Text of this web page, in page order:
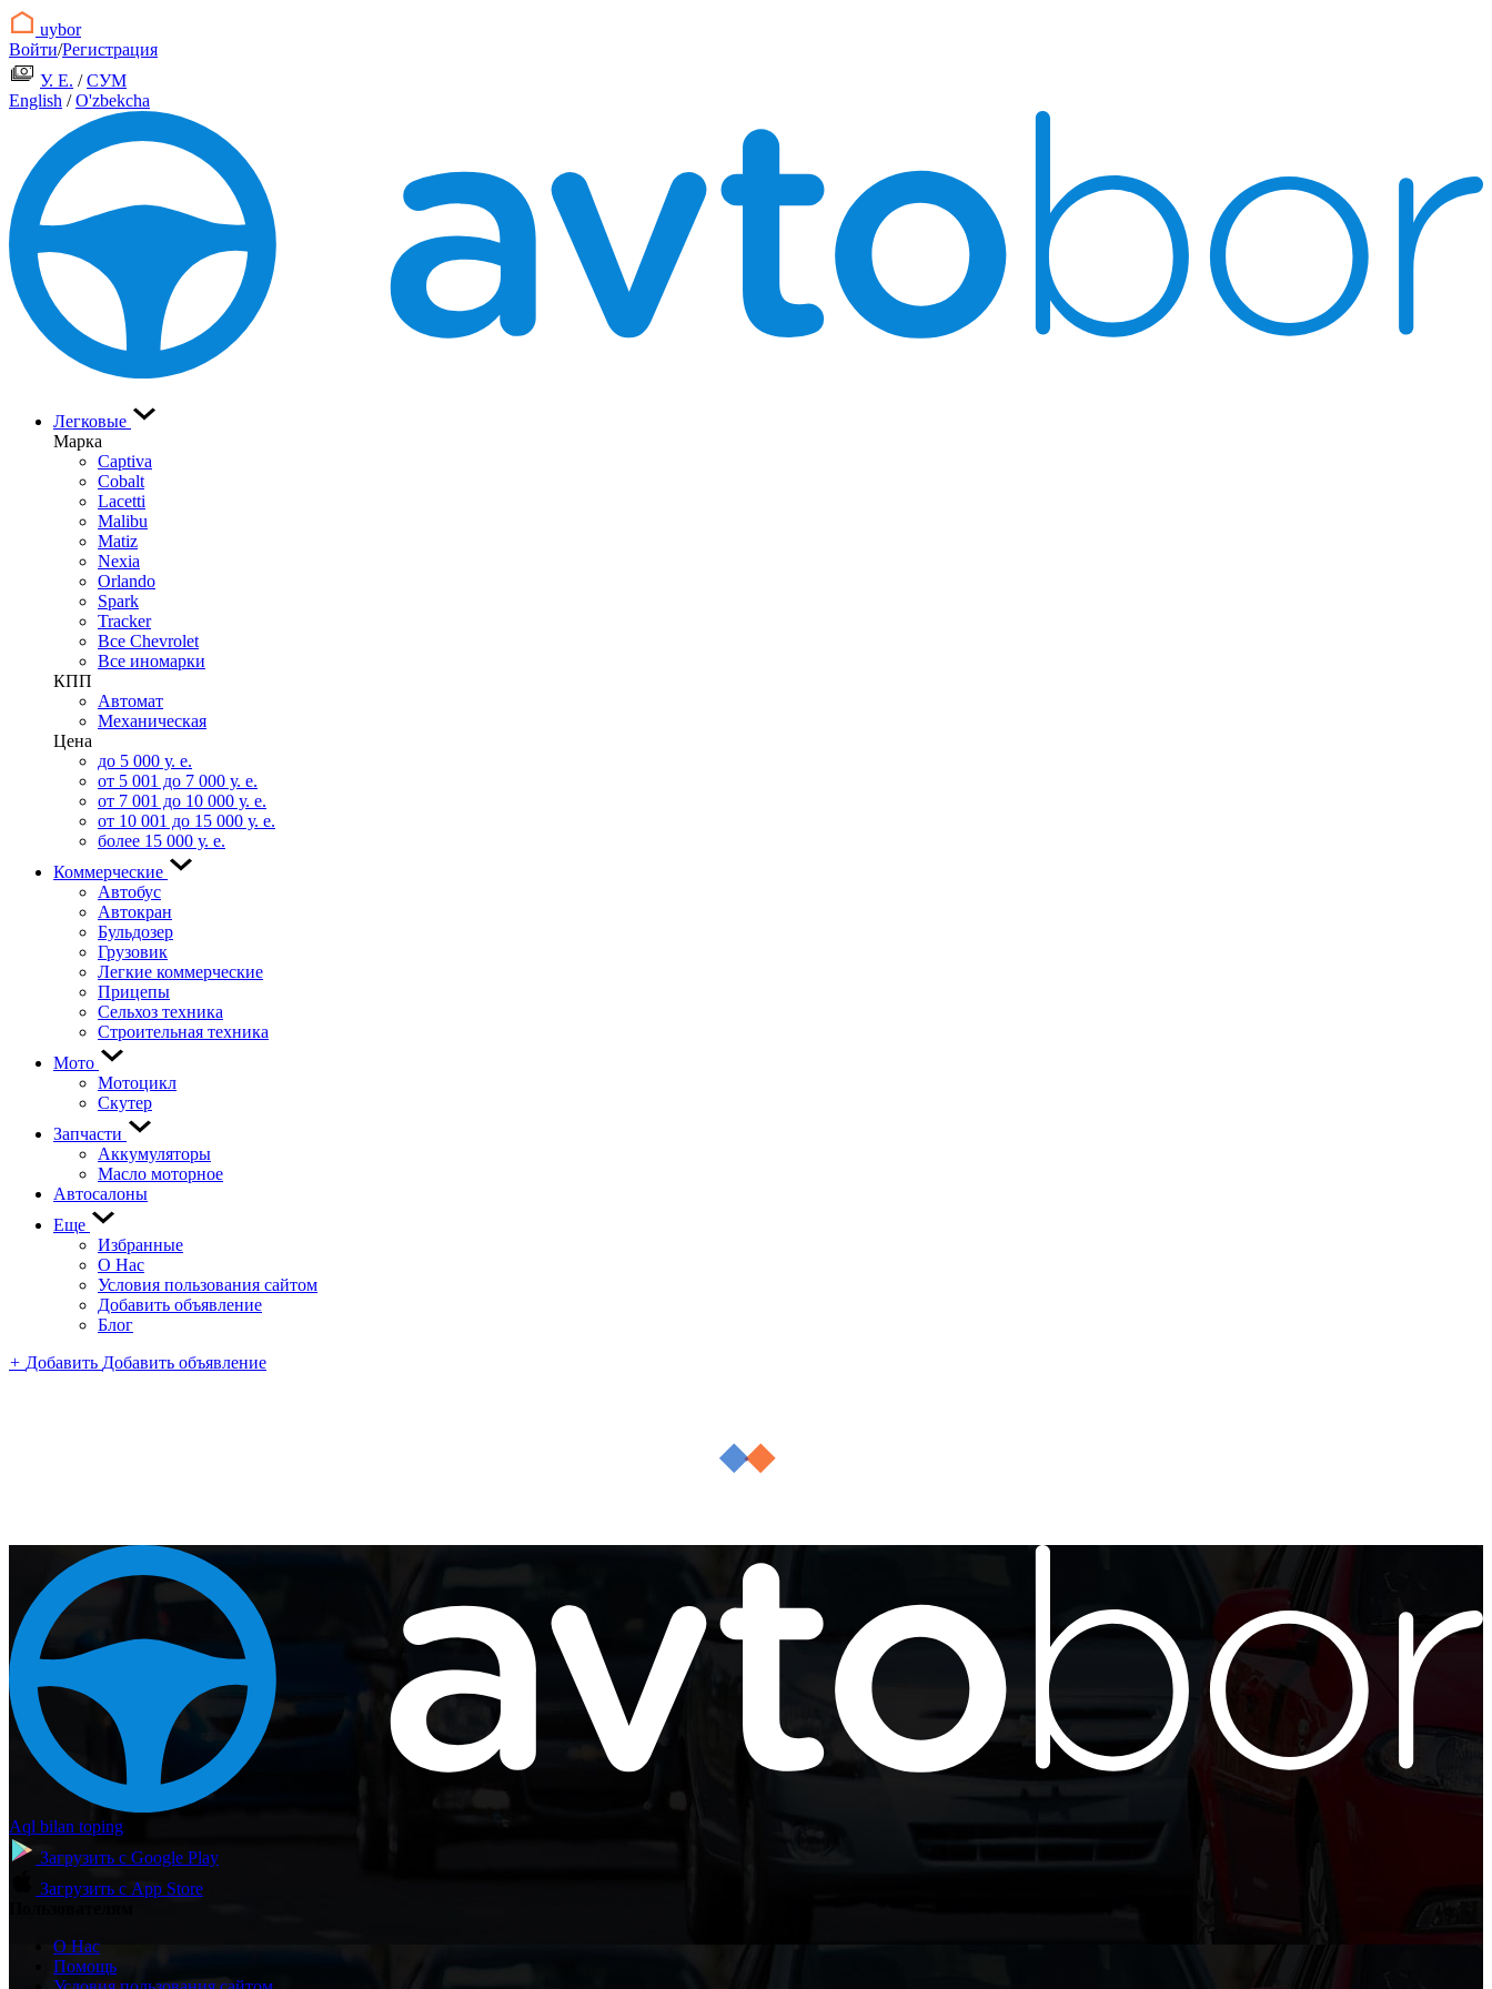
uybor
Войти/Регистрация
У. Е. /СУМ
English /O'zbekcha
Легковые
Марка
Captiva
Cobalt
Lacetti
Malibu
Matiz
Nexia
Orlando
Spark
Tracker
Все Chevrolet
Все иномарки
КПП
Автомат
Механическая
Цена
до 5 000 у. е.
от 5 001 до 7 000 у. е.
от 7 001 до 10 000 у. е.
от 10 001 до 15 000 у. е.
более 15 000 у. е.
Коммерческие
Автобус
Автокран
Бульдозер
Грузовик
Легкие коммерческие
Прицепы
Сельхоз техника
Строительная техника
Мото
Мотоцикл
Скутер
Запчасти
Аккумуляторы
Масло моторное
Автосалоны
Еще
Избранные
О Нас
Условия пользования сайтом
Добавить объявление
Блог
+ Добавить Добавить объявление
Aql bilan toping
Загрузить с Google Play
Загрузить с App Store
О Нас
Помощь